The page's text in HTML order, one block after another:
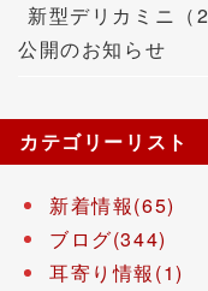
新型デリカミニ（
公開のお知らせ
カテゴリーリスト
新着情報(65)
ブログ(344)
耳寄り情報(1)